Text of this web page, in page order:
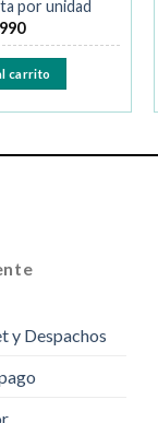
por unidad
carrito
y Despachos